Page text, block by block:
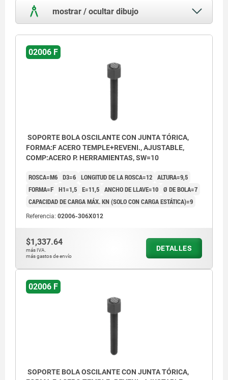
mostrar / ocultar dibujo
02006 F
SOPORTE BOLA OSCILANTE CON JUNTA TÓRICA,
FORMA:F ACERO TEMPLE+REVENI., AJUSTABLE,
COMP:ACERO P. HERRAMIENTAS, SW=10
ROSCA=M6 D3=6 LONGITUD DE LA ROSCA=12 ALTURA=9,5
FORMA=F H1=1,5 E=11,5 ANCHO DE LLAVE=10 Ø DE BOLA=7
CAPACIDAD DE CARGA MÁX. KN (SOLO CON CARGA ESTÁTICA)=9
Referencia: 02006-306X012
$1,337.64
más IVA.
más gastos de envío
DETALLES
02006 F
SOPORTE BOLA OSCILANTE CON JUNTA TÓRICA,